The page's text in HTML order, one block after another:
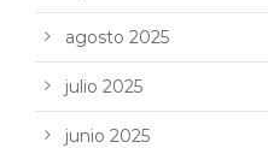
agosto 2025
julio 2025
junio 2025